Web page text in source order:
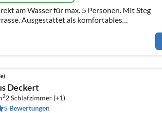
am Wasser für max. 5 Personen. Mit Steg
Ausgestattet als komfortables
mit Klimaanlage, Fußbodenheizung und
Deckert
22Schlafzimmer (+1)
5 Bewertungen